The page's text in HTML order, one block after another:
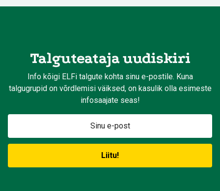
Talguteataja uudiskiri
Info kõigi ELFi talgute kohta sinu e-postile. Kuna
talgugrupid on võrdlemisi väiksed, on kasulik olla esimeste
infosaajate seas!